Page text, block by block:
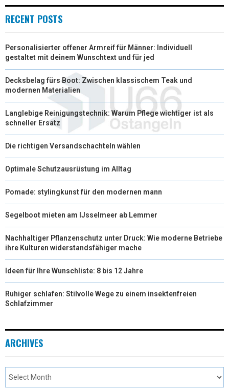
RECENT POSTS
Personalisierter offener Armreif für Männer: Individuell
gestaltet mit deinem Wunschtext und für jed
Decksbelag fürs Boot: Zwischen klassischem Teak und
modernen Materialien
Langlebige Reinigungstechnik: Warum Pflege wichtiger ist als
schneller Ersatz
Die richtigen Versandschachteln wählen
Optimale Schutzausrüstung im Alltag
Pomade: stylingkunst für den modernen mann
Segelboot mieten am IJsselmeer ab Lemmer
Nachhaltiger Pflanzenschutz unter Druck: Wie moderne Betriebe
ihre Kulturen widerstandsfähiger mache
Ideen für Ihre Wunschliste: 8 bis 12 Jahre
Ruhiger schlafen: Stilvolle Wege zu einem insektenfreien
Schlafzimmer
ARCHIVES